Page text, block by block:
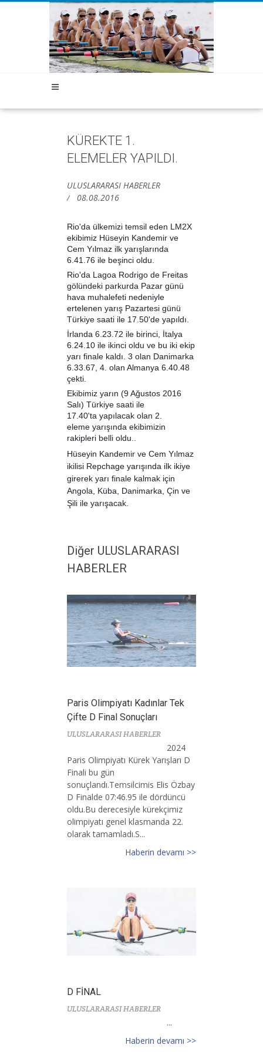
KÜREKTE 1.
ELEMELER YAPILDI.
ULUSLARARASI HABERLER
08.08.2016
Rio'da ülkemizi temsil eden LM2X
ekibimiz Hüseyin Kandemir ve
Cem Yılmaz ilk yarışlarında
6.41.76 ile beşinci oldu.
Rio'da Lagoa Rodrigo de Freitas
gölündeki parkurda Pazar günü
hava muhalefeti nedeniyle
ertelenen yarış Pazartesi günü
Türkiye saati ile 17.50'de yapıldı.
İrlanda 6.23.72 ile birinci, İtalya
6.24.10 ile ikinci oldu ve bu iki ekip
yarı finale kaldı. 3 olan Danimarka
6.33.67, 4. olan Almanya 6.40.48
çekti.
Ekibimiz yarın (9 Ağustos 2016
Salı) Türkiye saati ile
17.40'ta yapılacak olan 2.
eleme yarışında ekibimizin
rakipleri belli oldu.
Hüseyin Kandemir ve Cem Yılmaz
ikilisi Repchage yarışında ilk ikiye
girerek yarı finale kalmak için
Angola, Küba, Danimarka, Çin ve
Şili ile yarışacak.
Diğer ULUSLARARASI
HABERLER
Paris Olimpiyatı Kadınlar Tek
Çifte D Final Sonuçları
ULUSLARARASI HABERLER
2024
Paris Olimpiyatı Kürek Yarışları D
Finali bu gün
sonuçlandı.Temsilcimis Elis Özbay
D Finalde 07:46.95 ile dördüncü
oldu.Bu derecesiyle kürekçimiz
olimpiyatı genel klasmanda 22.
olarak tamamladı.S...
Haberin devamı >>
D FİNAL
ULUSLARARASI HABERLER
...
Haberin devamı >>